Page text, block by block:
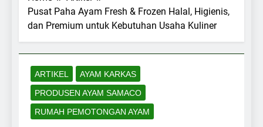
Supplier
Daging Ayam
Berkualitas,
Halal dan
23 Hours Ago
Tips Membuat
Copywriting yang
Menarik dan
Menghasilkan
Penjualan
3 Days Ago
Materi Lengkap:
Mindset Seorang
Digital Marketer
3 Days Ago
Pusat Paha Ayam Fresh & Frozen Halal, Higienis,
dan Premium untuk Kebutuhan Usaha Kuliner
ARTIKEL
AYAM KARKAS
PRODUSEN AYAM SAMACO
RUMAH PEMOTONGAN AYAM